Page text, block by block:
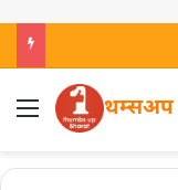
थम्सअप